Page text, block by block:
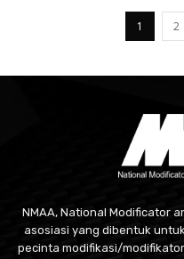
1 2
NMAA, National Modificator
asosiasi yang dibentuk
pecinta modifikasi/